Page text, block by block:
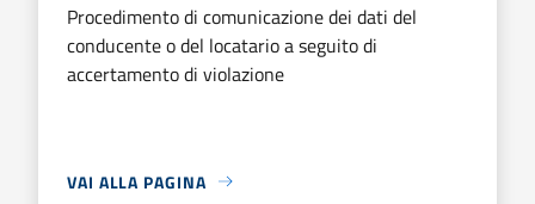
Procedimento di comunicazione dei dati del
conducente o del locatario a seguito di
accertamento di violazione
VAI ALLA PAGINA